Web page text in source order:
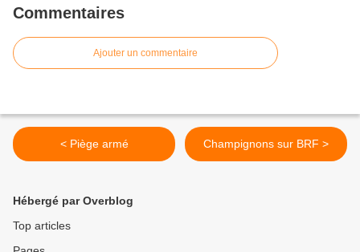
Commentaires
Ajouter un commentaire
< Piège armé Champignons sur BRF >
Hébergé par Overblog
Top articles